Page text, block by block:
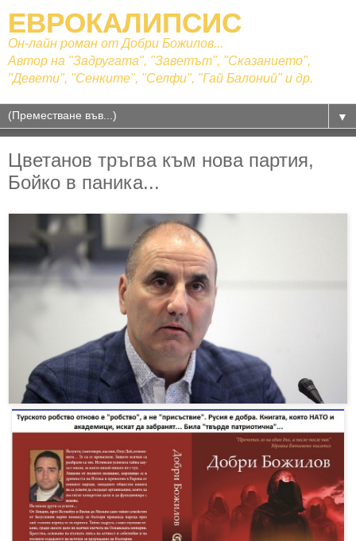
ЕВРОКАЛИПСИС
Он-лайн роман от Добри Божилов...
Автор на "Задругата", "Заветът", "Сказанието",
"Девети", "Сенките", "Селфи", "Гай Балоний" и др.
▼
Цветанов тръгва към нова партия,
Бойко в паника...